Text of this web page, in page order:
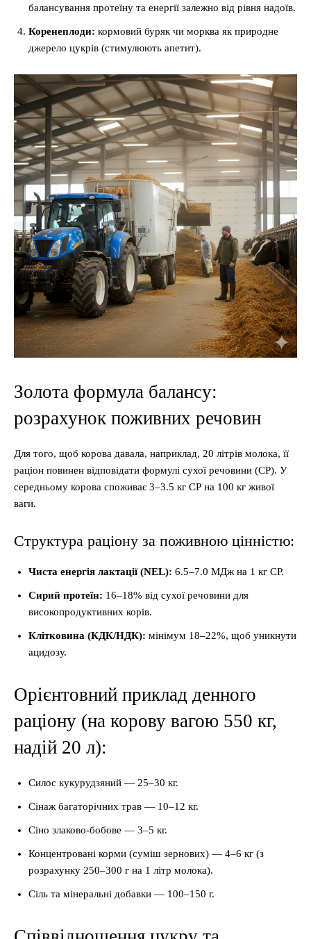
балансування протеїну та енергії залежно від рівня надоїв.
Коренеплоди: кормовий буряк чи морква як природне
джерело цукрів (стимулюють апетит).
Золота формула балансу:
розрахунок поживних речовин
Для того, щоб корова давала, наприклад, 20 літрів молока, її
раціон повинен відповідати формулі сухої речовини (СР). У
середньому корова споживає 3–3.5 кг СР на 100 кг живої
ваги.
Структура раціону за поживною цінністю:
Чиста енергія лактації (NEL): 6.5–7.0 МДж на 1 кг СР.
Сирий протеїн: 16–18% від сухої речовини для
високопродуктивних корів.
Клітковина (КДК/НДК): мінімум 18–22%, щоб уникнути
ацидозу.
Орієнтовний приклад денного
раціону (на корову вагою 550 кг,
надій 20 л):
Силос кукурудзяний — 25–30 кг.
Сінаж багаторічних трав — 10–12 кг.
Сіно злаково-бобове — 3–5 кг.
Концентровані корми (суміш зернових) — 4–6 кг (з
розрахунку 250–300 г на 1 літр молока).
Сіль та мінеральні добавки — 100–150 г.